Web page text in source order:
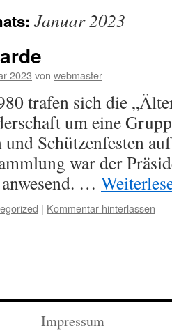
Januar 2023
2023 von webmaster
trafen sich die
um eine
und Schützenfesten
war der
…
| Kommentar hinterlassen
Impressum